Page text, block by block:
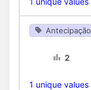
Antecipação
2
1 unique values